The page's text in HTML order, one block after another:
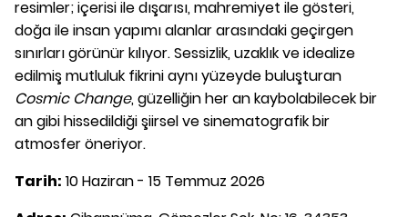
resimler; içerisi ile dışarısı, mahremiyet ile gösteri,
doğa ile insan yapımı alanlar arasındaki geçirgen
sınırları görünür kılıyor. Sessizlik, uzaklık ve idealize
edilmiş mutluluk fikrini aynı yüzeyde buluşturan
Cosmic Change, güzelliğin her an kaybolabilecek bir
an gibi hissedildiği şiirsel ve sinematografik bir
atmosfer öneriyor.
Tarih: 10 Haziran - 15 Temmuz 2026